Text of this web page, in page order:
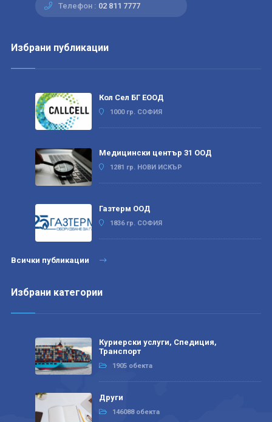
Телефон : 02 811 7777
Избрани публикации
Кол Сел БГ ЕООД
1000 гр. СОФИЯ
Медицински център 31 ООД
1281 гр. НОВИ ИСКЪР
Газтерм ООД
1836 гр. СОФИЯ
Всички публикации
Избрани категории
Куриерски услуги, Спедиция,
Транспорт
1905 обекта
Други
146088 обекта